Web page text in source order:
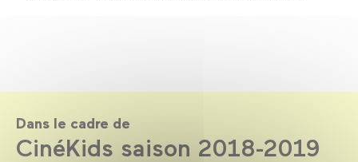
Dans le cadre de
CinéKids saison 2018-2019